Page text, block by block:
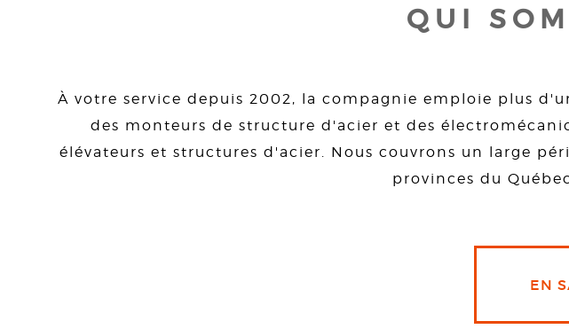
QUI
À votre service depuis 2002, la compagnie emploie plus
des monteurs de structure d'acier et des
élévateurs et structures d'acier. Nous couvrons un large
provinces du
EN